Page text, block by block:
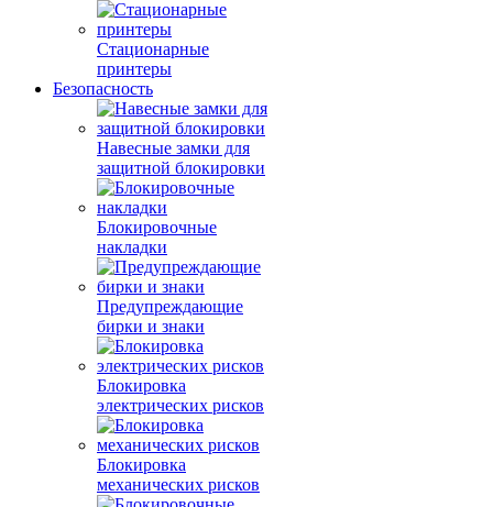
Стационарные
принтеры
Безопасность
Навесные замки для
защитной блокировки
Блокировочные
накладки
Предупреждающие
бирки и знаки
Блокировка
электрических рисков
Блокировка
механических рисков